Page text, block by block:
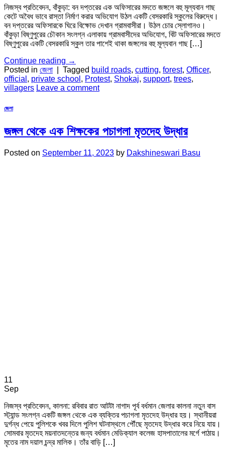
নিজস্ব প্রতিবেদন, বাঁকুড়া: বন দপ্তরের এক অফিসারের মদতে জঙ্গলে বহু মূল্যবান গাছ
কেটে অবৈধ ভাবে রাস্তা নির্মাণ করার অভিযোগ উঠল একটি বেসরকারি স্কুলের বিরুদ্ধে।
বন দপ্তরের অফিসারকে ঘিরে বিক্ষোভ দেখান গ্রামবাসীরা। উঠল চোর স্লোগানও।
বাঁকুড়া বিষ্ণুপুরের চৌকান সংলগ্ন এলাকায় গ্রামবাসীদের অভিযোগ, বিট অফিসারের মদতে
বিষ্ণুপুরের একটি বেসরকারি স্কুল তার পাশেই থাকা জঙ্গলের বহু মূল্যবান গাছ […]
Continue reading →
Posted in জেলা Tagged build roads, cutting, forest, Officer,
official , private school , Protest, Shokaj, support, trees,
villagers Leave a comment
জেলা
জঙ্গল থেকে এক শিক্ষকের পচাগলা মৃতদেহ উদ্ধার
Posted on September 11, 2023 by Dakshineswari Basu
11
Sep
নিজস্ব প্রতিবেদন, কালনা: রবিবার রাত আটটা নাগাদ পূর্ব বর্ধমান জেলার কালনা নতুন বাস
স্ট্যান্ড সংলগ্ন একটি জঙ্গল থেকে এক ব্যক্তির পচাগলা মৃতদেহ উদ্ধার হয়। স্থানীয়রা
দুর্গন্ধ পেয়ে পুলিশকে খবর দিলে পুলিশ ঘটনাস্থলে পৌঁছে মৃতদেহ উদ্ধার করে নিয়ে যায়।
সোমবার মৃতদেহ ময়নাতদন্তের জন্য বর্ধমান মেডিক্যাল কলেজ হাসপাতালের মর্গে পাঠায়।
মৃতের নাম দয়াল চন্দ্র মালিক। তাঁর বাড়ি […]